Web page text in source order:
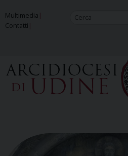
to
content
Multimedia
Contatti